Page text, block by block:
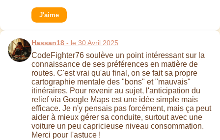
J'aime
Hassan18 - le 30 Avril 2025
CodeFighter76 soulève un point intéressant sur la
connaissance de ses préférences en matière de
routes. C'est vrai qu'au final, on se fait sa propre
cartographie mentale des "bons" et "mauvais"
itinéraires. Pour revenir au sujet, l'anticipation du
relief via Google Maps est une idée simple mais
efficace. Je n'y pensais pas forcément, mais ça peut
aider à mieux gérer sa conduite, surtout avec une
voiture un peu capricieuse niveau consommation.
Merci pour l'astuce !